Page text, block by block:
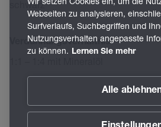
schwarz
Verdünnungsverhältnis
Webseiten zu analysieren,
Surfverlaufs, Suchbegriffen und
Nutzungsverhalten angepasste
zu können. Lernen Sie mehr
Alle